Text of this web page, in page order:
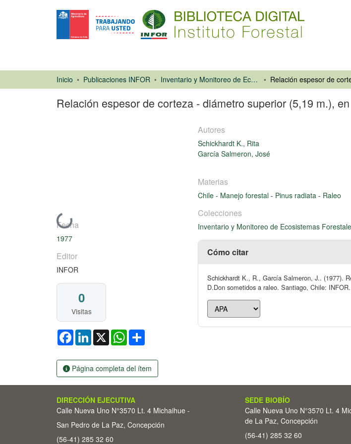
Inicio Publicaciones INFOR Inventario y Monitoreo de Ecosistemas Forestales
Relación espesor de corteza - diámetro superior (5,19 m.),
Cargando...
Fecha
1977
Editor
INFOR
0
Visitas
FacebookLinkedIn
X WhatsApp
Página completa del ítem
Autores
Schickhardt K., Rita
García Salmeron, José
Materias
Chile - Manejo forestal - Pinus radiata - Raleo
Colecciones
Inventario y Monitoreo de Ecosistemas
Cómo citar
Schickhardt K., R., García Salmeron, J.. (1977).
D.Don sometidos a raleo. Santiago, Chile:
DIRECCIÓN EJECUTIVA
Calle Nueva Uno N°3570 Lt. 4 Michaihue -
San Pedro de La Paz, Concepción
(56-41) 285 32 60
SEDE BIOBÍO
Calle Nueva Uno N°3570 Lt. 4
de La Paz, Concepción
(56-41) 285 32 60